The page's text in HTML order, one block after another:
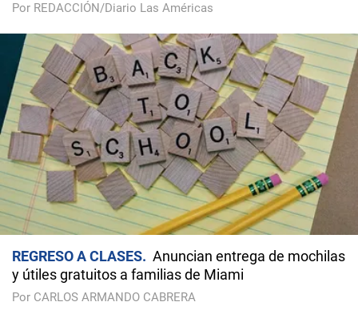
Por REDACCIÓN/Diario Las Américas
REGRESO A CLASES
Anuncian entrega de mochilas
y útiles gratuitos a familias de Miami
Por CARLOS ARMANDO CABRERA